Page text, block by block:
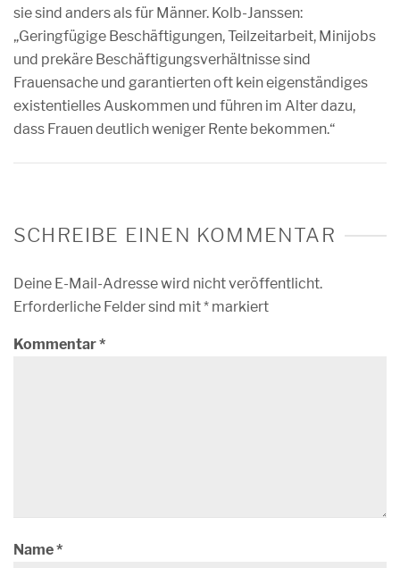
sie sind anders als für Männer. Kolb-Janssen:
„Geringfügige Beschäftigungen, Teilzeitarbeit, Minijobs
und prekäre Beschäftigungsverhältnisse sind
Frauensache und garantierten oft kein eigenständiges
existentielles Auskommen und führen im Alter dazu,
dass Frauen deutlich weniger Rente bekommen.“
SCHREIBE EINEN KOMMENTAR
Deine E-Mail-Adresse wird nicht veröffentlicht.
Erforderliche Felder sind mit* markiert
Kommentar*
Name*